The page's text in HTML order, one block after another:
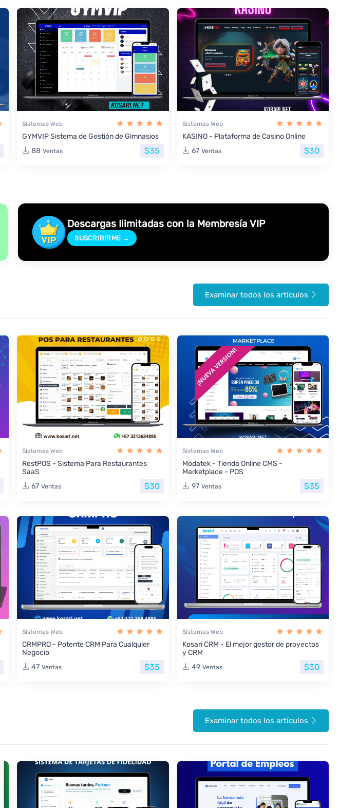
Sistemas Web
GYMVIP Sistema de Gestión de Gimnasios
88 Ventas $35
Sistemas Web
KASINO - Plataforma de Casino Online
67 Ventas $30
Descargas Ilimitadas con la Membresía VIP
SUSCRIBIRME →
Examinar todos los artículos
Sistemas Web
RestPOS - Sistema Para Restaurantes
SaaS
67 Ventas $30
Sistemas Web
Modatek - Tienda Online CMS -
Marketplace - POS
97 Ventas $35
Sistemas Web
CRMPRO - Potente CRM Para Cualquier
Negocio
47 Ventas $35
Sistemas Web
Kosari CRM - El mejor gestor de proyectos
y CRM
49 Ventas $30
Examinar todos los artículos